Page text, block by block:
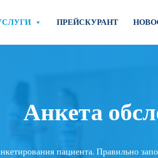
ПРЕЙСКУРАНТ
Анкета
пациента. Правильно